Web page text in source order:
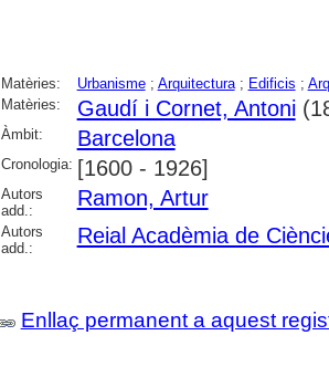
Matèries: Urbanisme; Arquitectura; Edificis ;
Matèries:
Gaudí i Cornet, Antoni
Àmbit: Barcelona
Cronologia: [1600 - 1926]
Autors
add.:
Ramon, Artur
Autors
add.:
Reial Acadèmia de
Enllaç permanent a aquest